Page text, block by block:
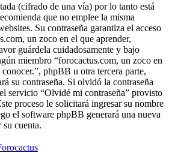
(cifrado de una vía) por lo tanto está
que no emplee la misma
Su contraseña garantiza el acceso
un zoco en el que aprender,
guárdela cuidadosamente y bajo
miembro “forocactus.com, un zoco en
phpBB u otra tercera parte,
su contraseña. Si olvidó la contraseña
servicio “Olvidé mi contraseña” provisto
proceso le solicitará ingresar su nombre
el software phpBB generará una nueva
su cuenta.